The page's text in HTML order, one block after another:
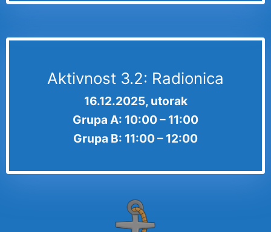
Aktivnost 3.2: Radionica
16.12.2025, utorak
Grupa A: 10:00 – 11:00
Grupa B: 11:00 – 12:00